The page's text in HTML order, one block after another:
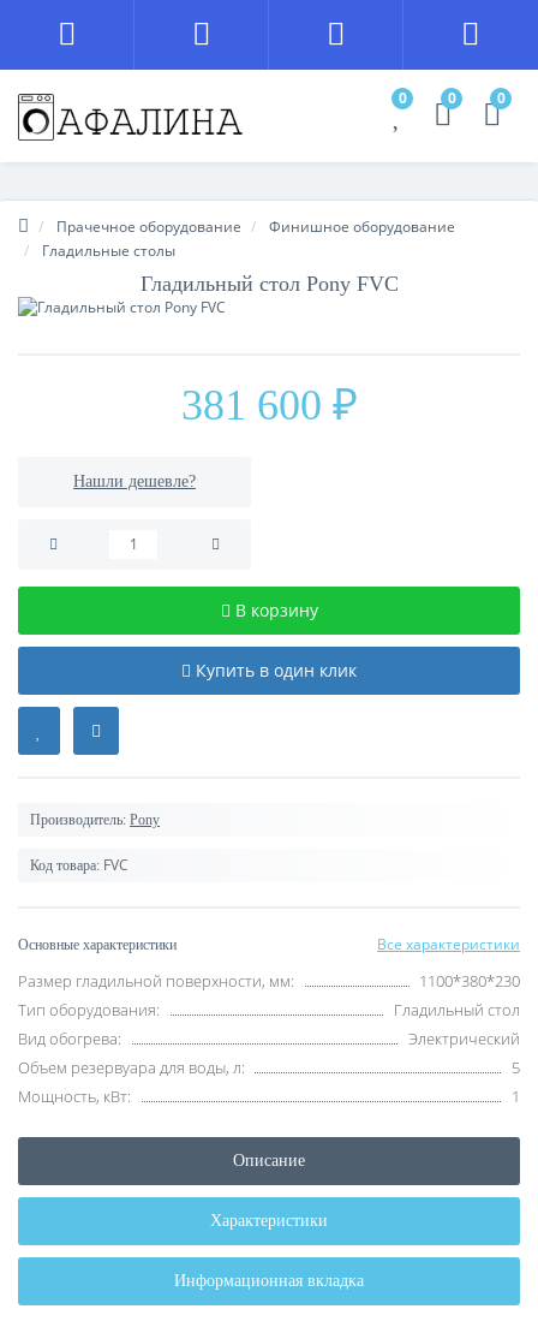
0 0 0
Прачечное оборудование
Финишное оборудование
Гладильные столы
Гладильный стол Pony FVC
381 600 ₽
Нашли дешевле?
В корзину
Купить в один клик
Производитель: Pony
Код товара: FVC
Основные характеристики Все характеристики
Размер гладильной поверхности, мм:
1100*380*230
Тип оборудования:
Гладильный стол
Вид обогрева:
Электрический
Объем резервуара для воды, л:
5
Мощность, кВт:
1
Описание
Характеристики
Информационная вкладка